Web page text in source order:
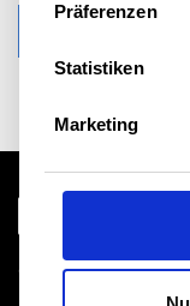
g
Präferenzen
Statistiken
Marketing
Globale Website
Rechtlicher Hinweis